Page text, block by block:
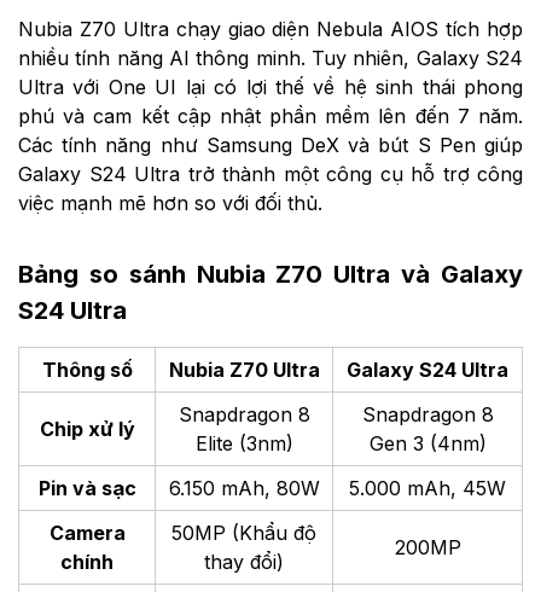
Nubia Z70 Ultra chạy giao diện Nebula AIOS tích hợp
nhiều tính năng AI thông minh. Tuy nhiên, Galaxy S24
Ultra với One UI lại có lợi thế về hệ sinh thái phong
phú và cam kết cập nhật phần mềm lên đến 7 năm.
Các tính năng như Samsung DeX và bút S Pen giúp
Galaxy S24 Ultra trở thành một công cụ hỗ trợ công
việc mạnh mẽ hơn so với đối thủ.
Bảng so sánh Nubia Z70 Ultra và Galaxy
S24 Ultra
Thông số Nubia Z70 Ultra Galaxy S24 Ultra
Chip xử lý
Snapdragon 8
Elite (3nm)
Snapdragon 8
Gen 3 (4nm)
Pin và sạc
6.150 mAh, 80W
5.000 mAh, 45W
Camera
chính
50MP (Khẩu độ
thay đổi)
200MP